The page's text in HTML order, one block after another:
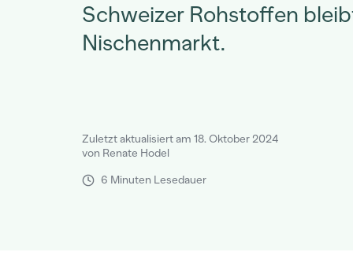
Schweizer Rohstoffen
Nischenmarkt.
Zuletzt aktualisiert am 18. Oktober 2024
von Renate Hodel
6 Minuten Lesedauer